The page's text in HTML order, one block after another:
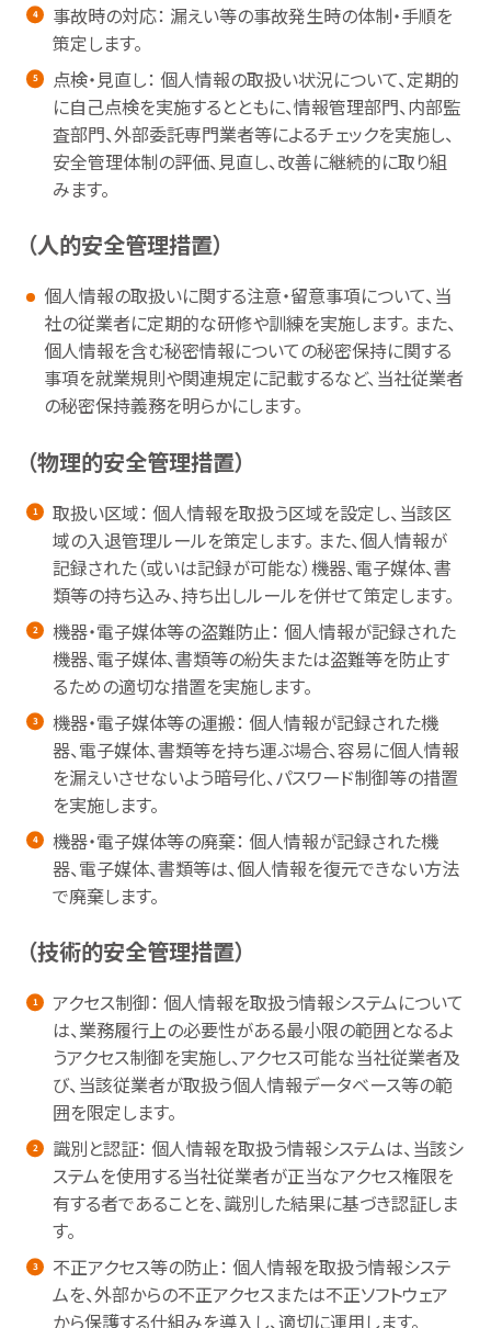
事故時の対応： 漏えい等の事故発生時の体制・手順を
策定します。
点検・見直し： 個人情報の取扱い状況について、定期的
に自己点検を実施するとともに、情報管理部門、内部監
査部門、外部委託専門業者等によるチェックを実施し、
安全管理体制の評価、見直し、改善に継続的に取り組
みます。
（人的安全管理措置）
個人情報の取扱いに関する注意・留意事項について、当
社の従業者に定期的な研修や訓練を実施します。 また、
個人情報を含む秘密情報についての秘密保持に関する
事項を就業規則や関連規定に記載するなど、当社従業者
の秘密保持義務を明らかにします。
（物理的安全管理措置）
取扱い区域： 個人情報を取扱う区域を設定し、当該区
域の入退管理ルールを策定します。 また、個人情報が
記録された（或いは記録が可能な）機器、電子媒体、書
類等の持ち込み、持ち出しルールを併せて策定します。
機器・電子媒体等の盗難防止： 個人情報が記録された
機器、電子媒体、書類等の紛失または盗難等を防止す
るための適切な措置を実施します。
機器・電子媒体等の運搬： 個人情報が記録された機
器、電子媒体、書類等を持ち運ぶ場合、容易に個人情報
を漏えいさせないよう暗号化、パスワード制御等の措置
を実施します。
機器・電子媒体等の廃棄： 個人情報が記録された機
器、電子媒体、書類等は、個人情報を復元できない方法
で廃棄します。
（技術的安全管理措置）
アクセス制御： 個人情報を取扱う情報システムについて
は、業務履行上の必要性がある最小限の範囲となるよ
うアクセス制御を実施し、アクセス可能な当社従業者及
び、当該従業者が取扱う個人情報データベース等の範
囲を限定します。
識別と認証： 個人情報を取扱う情報システムは、当該シ
ステムを使用する当社従業者が正当なアクセス権限を
有する者であることを、識別した結果に基づき認証しま
す。
不正アクセス等の防止： 個人情報を取扱う情報システ
ムを、外部からの不正アクセスまたは不正ソフトウェア
から保護する仕組みを導入し、適切に運用します。